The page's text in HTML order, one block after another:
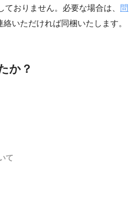
おりません。必要な場合は、
問
絡いただければ同梱いたします。
か？
て